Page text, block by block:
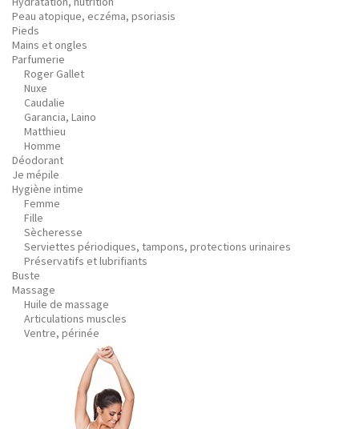
Peau atopique, eczéma, psoriasis
Pieds
Mains et ongles
Parfumerie
Roger Gallet
Nuxe
Caudalie
Garancia, Laino
Matthieu
Homme
Déodorant
Je mépile
Hygiène intime
Femme
Fille
Sècheresse
Serviettes périodiques, tampons, protections urinaires
Préservatifs et lubrifiants
Buste
Massage
Huile de massage
Articulations muscles
Ventre, périnée